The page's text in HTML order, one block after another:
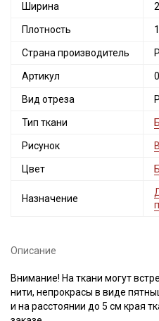
Ширина
Плотность
Страна производитель
Артикул
Вид отреза
Тип ткани
Рисунок
Цвет
Назначение
Описание
Внимание! На ткани могут
нити, непрокрасы в виде
и на расстоянии до 5 см края